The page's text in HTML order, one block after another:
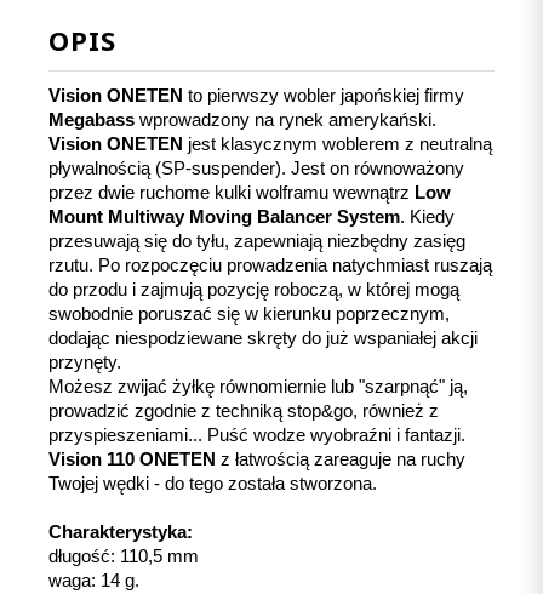
OPIS
Vision ONETEN
Megabass wprowadzony na rynek amerykański.
Vision ONETEN jest klasycznym woblerem z neutralną
pływalnością (SP-suspender). Jest on równoważony
przez dwie ruchome kulki wolframu wewnątrz Low
Mount Multiway Moving Balancer System. Kiedy
przesuwają się do tyłu, zapewniają niezbędny zasięg
rzutu. Po rozpoczęciu prowadzenia natychmiast ruszają
do przodu i zajmują pozycję roboczą, w której mogą
swobodnie poruszać się w kierunku poprzecznym,
dodając niespodziewane skręty do już wspaniałej akcji
przynęty.
Możesz zwijać żyłkę równomiernie lub "szarpnąć" ją,
prowadzić zgodnie z techniką stop&go, również z
Vision 110 ONETEN z łatwością zareaguje na ruchy
Twojej wędki - do tego została stworzona.
Charakterystyka:
długość: 110,5 mm
waga: 14 g.